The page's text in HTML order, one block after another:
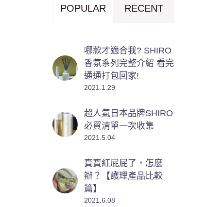
POPULAR RECENT
哪款才適合我? SHIRO
香氛系列完整介紹 看完
通通打包回家!
2021.1.29
超人氣日本品牌SHIRO
必買清單一次收集
2021.5.04
寶寶紅屁屁了，怎麼
辦？【護理產品比較
篇】
2021.6.08